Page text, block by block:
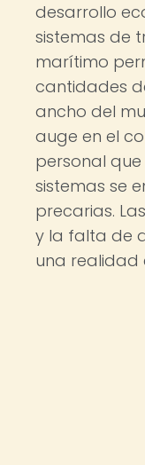
desarrollo
sistemas de
marítimo
cantidades
ancho del
auge en el
personal
sistemas se
precarias.
y la falta de
una realidad